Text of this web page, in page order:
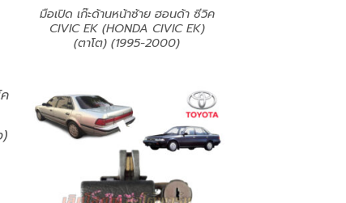
มือเปิด เก๊ะด้านหน้าซ้าย ฮอนด้า ซีวิค
CIVIC EK (HONDA CIVIC EK)
(ตาโต) (1995-2000)